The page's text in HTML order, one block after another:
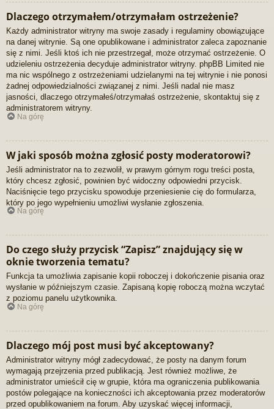
Dlaczego otrzymałem/otrzymałam ostrzeżenie?
Każdy administrator witryny ma swoje zasady i regulaminy obowiązujące
na danej witrynie. Są one opublikowane i administrator zaleca zapoznanie
się z nimi. Jeśli ktoś ich nie przestrzegał, może otrzymać ostrzeżenie. O
udzieleniu ostrzeżenia decyduje administrator witryny. phpBB Limited nie
ma nic wspólnego z ostrzeżeniami udzielanymi na tej witrynie i nie ponosi
żadnej odpowiedzialności związanej z nimi. Jeśli nadal nie masz
jasności, dlaczego otrzymałeś/otrzymałaś ostrzeżenie, skontaktuj się z
administratorem witryny.
Na górę
W jaki sposób można zgłosić posty moderatorowi?
Jeśli administrator na to zezwolił, w prawym górnym rogu treści posta,
który chcesz zgłosić, powinien być widoczny odpowiedni przycisk.
Naciśnięcie tego przycisku spowoduje przeniesienie cię do formularza,
który po jego wypełnieniu umożliwi wysłanie zgłoszenia.
Na górę
Do czego służy przycisk “Zapisz” znajdujący się w
oknie tworzenia tematu?
Funkcja ta umożliwia zapisanie kopii roboczej i dokończenie pisania oraz
wysłanie w późniejszym czasie. Zapisaną kopię roboczą można wczytać
z poziomu panelu użytkownika.
Na górę
Dlaczego mój post musi być akceptowany?
Administrator witryny mógł zadecydować, że posty na danym forum
wymagają przejrzenia przed publikacją. Jest również możliwe, że
administrator umieścił cię w grupie, która ma ograniczenia publikowania
postów polegające na konieczności ich akceptowania przez moderatorów
przed opublikowaniem na forum. Aby uzyskać więcej informacji,